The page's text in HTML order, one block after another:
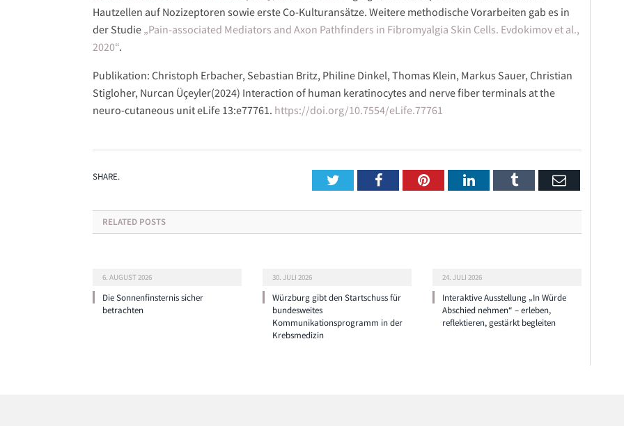
Hautzellen auf Nozizeptoren sowie erste Co-Kulturansätze. Weitere methodische Vorarbeiten gab es in
der Studie „Pain-associated Mediators and Axon Pathfinders in Fibromyalgia Skin Cells. Evdokimov et al.,
2020“.
Publikation: Christoph Erbacher, Sebastian Britz, Philine Dinkel, Thomas Klein, Markus Sauer, Christian
Stigloher, Nurcan Üçeyler(2024) Interaction of human keratinocytes and nerve fiber terminals at the
neuro-cutaneous unit eLife 13:e77761. https://doi.org/10.7554/eLife.77761
SHARE. TwitterFacebookPinterestLinkedInTumblr Email
RELATED POSTS
6. AUGUST 2026
Die Sonnenfinsternis sicher
betrachten
30. JULI 2026
Würzburg gibt den Startschuss für
bundesweites
Kommunikationsprogramm in der
Krebsmedizin
24. JULI 2026
Interaktive Ausstellung „In Würde
Abschied nehmen“ – erleben,
reflektieren, gestärkt begleiten